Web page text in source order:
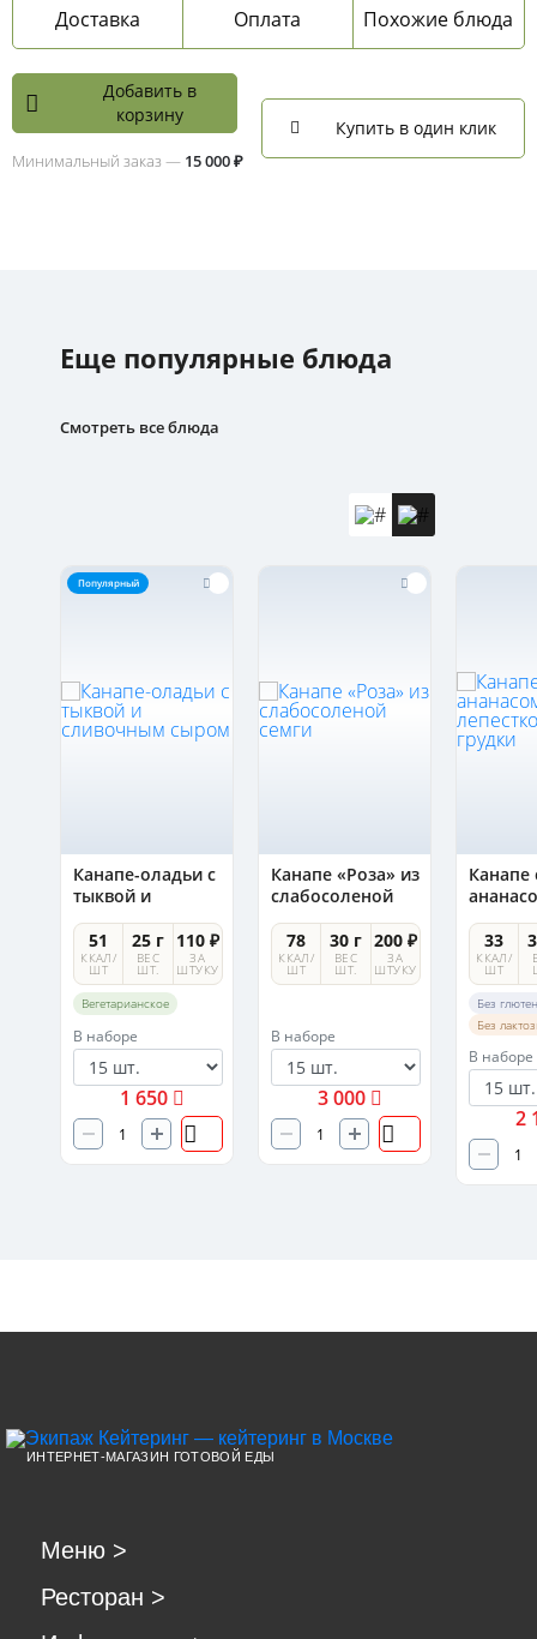
Доставка Оплата Похожие блюда
Добавить в
корзину
Минимальный заказ — 15 000 ₽
Купить в один клик
Еще популярные блюда
Смотреть все блюда
Популярный
Канапе-оладьи с
тыквой и
сливочным
сыром
51
ККАЛ/
ШТ
25 г
ВЕС
ШТ.
110 ₽
ЗА
ШТУКУ
Вегетарианское
В наборе
1 650
Канапе «Роза» из
слабосоленой
семги
78
ККАЛ/
ШТ
30 г
ВЕС
ШТ.
200 ₽
ЗА
ШТУКУ
В наборе
3 000
Канапе
33
ККАЛ/
ШТ
Без
Без
В наборе
2
ИНТЕРНЕТ-МАГАЗИН ГОТОВОЙ ЕДЫ
Меню >
Ресторан >